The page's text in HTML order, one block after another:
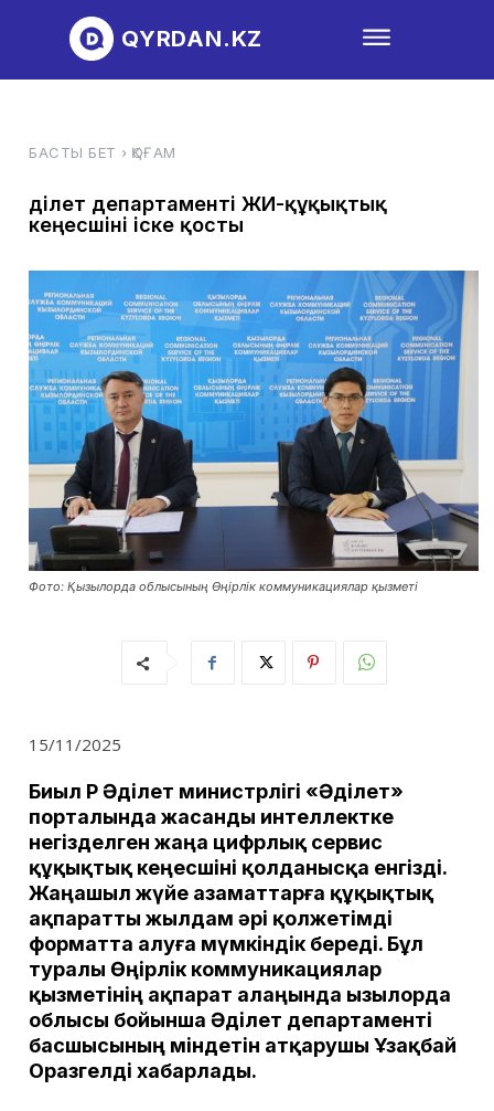
QYRDAN.KZ
БАСТЫ БЕТ ҚОҒАМ
Әділет департаменті ЖИ-құқықтық
кеңесшіні іске қосты
Фото: Қызылорда облысының Өңірлік коммуникациялар қызметі
15/11/2025
Биыл ҚР Әділет министрлігі «Әділет»
порталында жасанды интеллектке
негізделген жаңа цифрлық сервис
құқықтық кеңесшіні қолданысқа енгізді.
Жаңашыл жүйе азаматтарға құқықтық
ақпаратты жылдам әрі қолжетімді
форматта алуға мүмкіндік береді. Бұл
туралы Өңірлік коммуникациялар
қызметінің ақпарат алаңында Қызылорда
облысы бойынша Әділет департаменті
басшысының міндетін атқарушы Ұзақбай
Оразгелді хабарлады.